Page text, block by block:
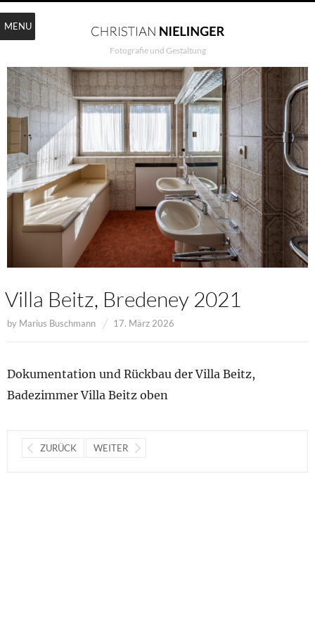
Fotografie und Gestaltung
Villa Beitz, Bredeney 2021
by Marius Buschmann 17. März 2026
Dokumentation und Rückbau der Villa Beitz,
Badezimmer Villa Beitz oben
ZURÜCK WEITER
MENU